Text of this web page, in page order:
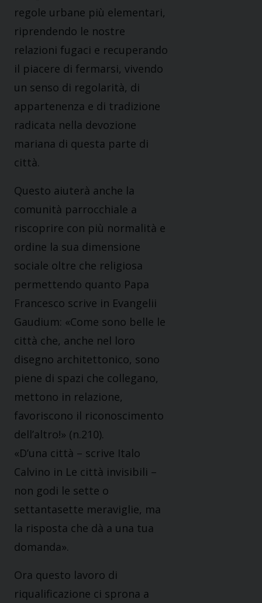
regole urbane più elementari,
riprendendo le nostre
relazioni fugaci e recuperando
il piacere di fermarsi, vivendo
un senso di regolarità, di
appartenenza e di tradizione
radicata nella devozione
mariana di questa parte di
città.
Questo aiuterà anche la
comunità parrocchiale a
riscoprire con più normalità e
ordine la sua dimensione
sociale oltre che religiosa
permettendo quanto Papa
Francesco scrive in Evangelii
Gaudium: «Come sono belle le
città che, anche nel loro
disegno architettonico, sono
piene di spazi che collegano,
mettono in relazione,
favoriscono il riconoscimento
dell’altro!» (n.210).
«D’una città – scrive Italo
Calvino in Le città invisibili –
non godi le sette o
settantasette meraviglie, ma
la risposta che dà a una tua
domanda».
Ora questo lavoro di
riqualificazione ci sprona a